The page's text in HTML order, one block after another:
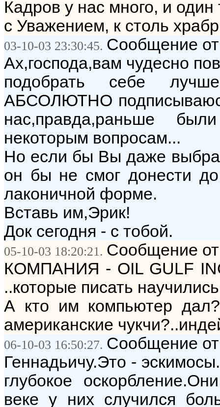
Кадров у нас много, и один
с Уважением, к столь
03-10-03 23:30:45. Сообщение
Ах,господа,вам чудесно
подобрать себе
АБСОЛЮТНО
нас,правда,раньше
некоторым вопросам...
Но если бы Вы даже
он бы не смог донести
лаконичной форме.
Вставь им,Эрик!
Док сегодня - с тобой.
05-10-03 18:20:21. Сообщение
КОМПАНИЯ - OIL GULF
..которые писать
А кто им компьютер
американские
06-10-03 16:50:27. Сообщение
Геннадьичу.Это -
глубокое
веке у них случился